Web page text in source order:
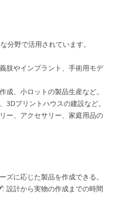
分野で活用されています。
肢やインプラント、手術用モデ
成、小ロットの製品生産など。
3Dプリントハウスの建設など。
ー、アクセサリー、家庭用品の
ズに応じた製品を作成できる。
: 設計から実物の作成までの時間